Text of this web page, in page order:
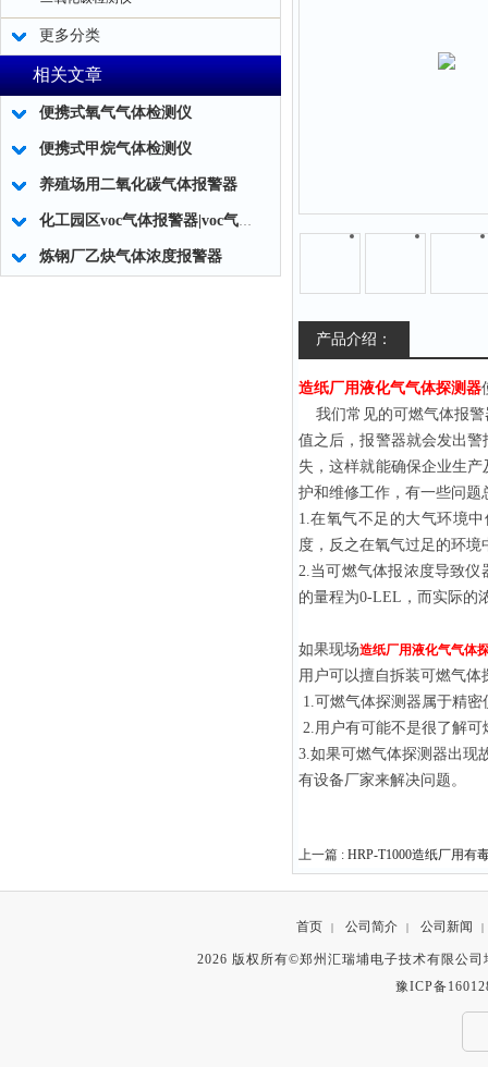
更多分类
相关文章
便携式氧气气体检测仪
便携式甲烷气体检测仪
养殖场用二氧化碳气体报警器
化工园区voc气体报警器|voc气体检测仪使用注意事项
炼钢厂乙炔气体浓度报警器
产品介绍：
造纸厂用液化气气体探测器
我们常见的可燃气体报警
值之后，报警器就会发出
失，这样就能确保企业生
护和维修工作，有一些问
1.在氧气不足的大气环境
度，反之在氧气过足的环
2.当可燃气体报浓度导致仪
的量程为0-LEL，而实际的
如果现场造纸厂用液化气气体
用户可以擅自拆装可燃气
1.可燃气体探测器属于精
2.用户有可能不是很了解
3.如果可燃气体探测器出现
有设备厂家来解决问题。
上一篇 : HRP-T1000造纸厂用有
首页 | 公司简介 | 公司新闻 |
2026 版权所有©郑州汇瑞埔电子技术有限公
豫ICP备